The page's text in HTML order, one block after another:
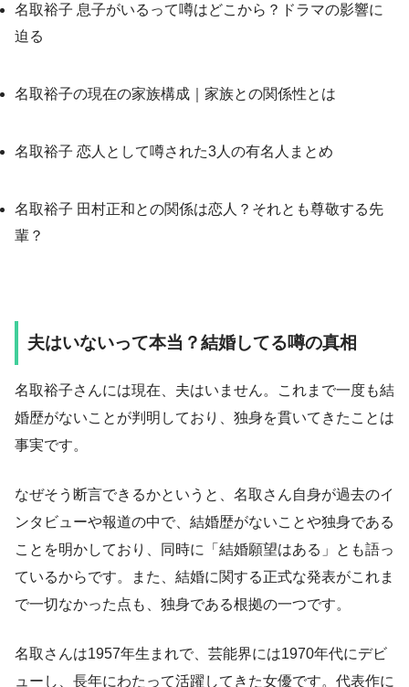
名取裕子 息子がいるって噂はどこから？ドラマの影響に
迫る
名取裕子の現在の家族構成｜家族との関係性とは
名取裕子 恋人として噂された3人の有名人まとめ
名取裕子 田村正和との関係は恋人？それとも尊敬する先
輩？
夫はいないって本当？結婚してる噂の真相
名取裕子さんには現在、夫はいません。これまで一度も結
婚歴がないことが判明しており、独身を貫いてきたことは
事実です。
なぜそう断言できるかというと、名取さん自身が過去のイ
ンタビューや報道の中で、結婚歴がないことや独身である
ことを明かしており、同時に「結婚願望はある」とも語っ
ているからです。また、結婚に関する正式な発表がこれま
で一切なかった点も、独身である根拠の一つです。
名取さんは1957年生まれで、芸能界には1970年代にデビ
ューし、長年にわたって活躍してきた女優です。代表作に